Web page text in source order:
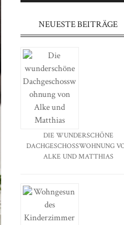
NEUESTE BEITRÄGE
DIE WUNDERSCHÖNE
DACHGESCHOSSWOHNUNG
ALKE UND MATTHIAS